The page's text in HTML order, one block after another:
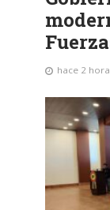
hace 2